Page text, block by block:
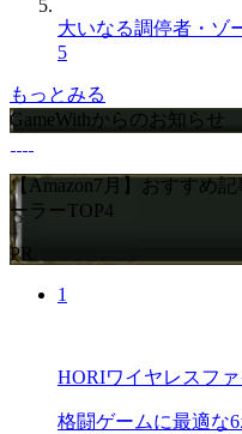
大いなる調停者・ゾ
5
もっとみる
GameWithからのお知らせ
【Amazon7月】おすすめ
ーラーTOP4
PR
1
HORIワイヤレスフ
格闘ゲームに最適な